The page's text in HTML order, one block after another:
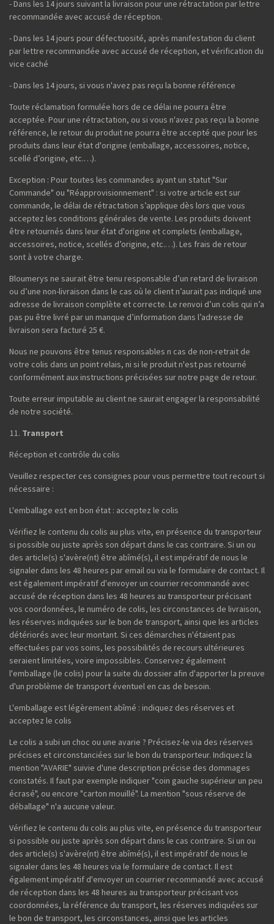
- Dans les 14 jours suivant la livraison pour une rétractation par lettre
recommandée avec accusé de réception.
- Dans les 14 jours pour défectuosité, après manifestation du client
par lettre recommandée avec accusé de réception, et vérification du
vice caché
- Dans les 14 jours, si vous n'avez pas reçu la bonne référence
Toute réclamation formulée hors de ce délai ne pourra être
acceptée. Pour une rétractation, ou si vous n'avez pas reçu la bonne
référence, le retour du produit ne pourra être accepté que pour les
produits dans leur état d'origine (emballage, accessoires, notice,
scellé d’origine, etc.…).
Exception : Pour toutes les commandes ayant un statut "Sur
Commande" ou "Réapprovisionnement" : si votre article est sur
commande, le délai de rétractation s’applique dès lors que vous
acceptez les conditions générales de vente. Les produits doivent
être retournés dans leur état d'origine et complets (emballage,
accessoires, notice, scellés d’origine, etc.…). Les frais de retour
sont à votre charge.
Bloumerys ne saurait être tenu responsable d’un retard de livraison
ou d’une non-livraison dans le cas où le client n’aurait pas indiqué une
adresse de livraison complète et correcte. Le renvoi d’un colis qui n’a
pas pu être livré par un manque d’information dans l’adresse de
livraison sera facturé 25 €.
Nous ne pouvons être tenus responsables n cas de non-retrait de
votre colis dans un point relais, ni si le produit n'est pas retourné
conformément aux instructions précisées sur notre page de retour.
Toute erreur imputable au client ne saurait engager la responsabilité
de notre société.
Transport
Réception et contrôle du colis
Veuillez respecter ces consignes pour vous permettre tout recourt si
nécessaire :
L'emballage est en bon état : acceptez le colis
Vérifiez le contenu du colis au plus vite, en présence du transporteur
si possible ou juste après son départ dans le cas contraire. Si un ou
des article(s) s'avère(nt) être abîmé(s), il est impératif de nous le
signaler dans les 48 heures par email ou via le formulaire de contact. Il
est également impératif d'envoyer un courrier recommandé avec
accusé de réception dans les 48 heures au transporteur précisant
vos coordonnées, le numéro de colis, les circonstances de livraison,
les réserves indiquées sur le bon de transport, ainsi que les articles
détériorés avec leur montant. Si ces démarches n'étaient pas
effectuées par vos soins, les possibilités de recours ultérieures
seraient limitées, voire impossibles. Conservez également
l'emballage (le colis) pour la suite du dossier afin d'apporter la preuve
d'un problème de transport éventuel en cas de besoin.
L'emballage est légèrement abîmé : indiquez des réserves et
acceptez le colis
Le colis a subi un choc ou une avarie ? Précisez-le via des réserves
précises et circonstanciées sur le bon du transporteur. Indiquez la
mention "AVARIE" suivie d'une description précise des dommages
constatés. Il faut par exemple indiquer "coin gauche supérieur un peu
écrasé", ou encore "carton mouillé". La mention "sous réserve de
déballage" n'a aucune valeur.
Vérifiez le contenu du colis au plus vite, en présence du transporteur
si possible ou juste après son départ dans le cas contraire. Si un ou
des article(s) s'avère(nt) être abîmé(s), il est impératif de nous le
signaler dans les 48 heures via le formulaire de contact. Il est
également impératif d'envoyer un courrier recommandé avec accusé
de réception dans les 48 heures au transporteur précisant vos
coordonnées, la référence du transport, les réserves indiquées sur
le bon de transport, les circonstances, ainsi que les articles